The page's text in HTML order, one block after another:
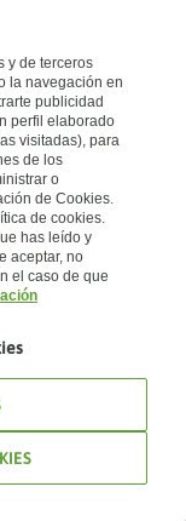
y de terceros
la navegación en
publicidad
perfil elaborado
visitadas), para
de los
o
de Cookies.
de cookies.
has leído y
aceptar, no
el caso de que